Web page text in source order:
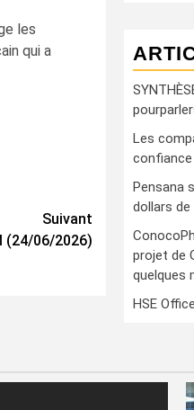
les
qui a
Suivant
(24/06/2026)
Les
Pensana
dollars
projet de
quelques
HSE